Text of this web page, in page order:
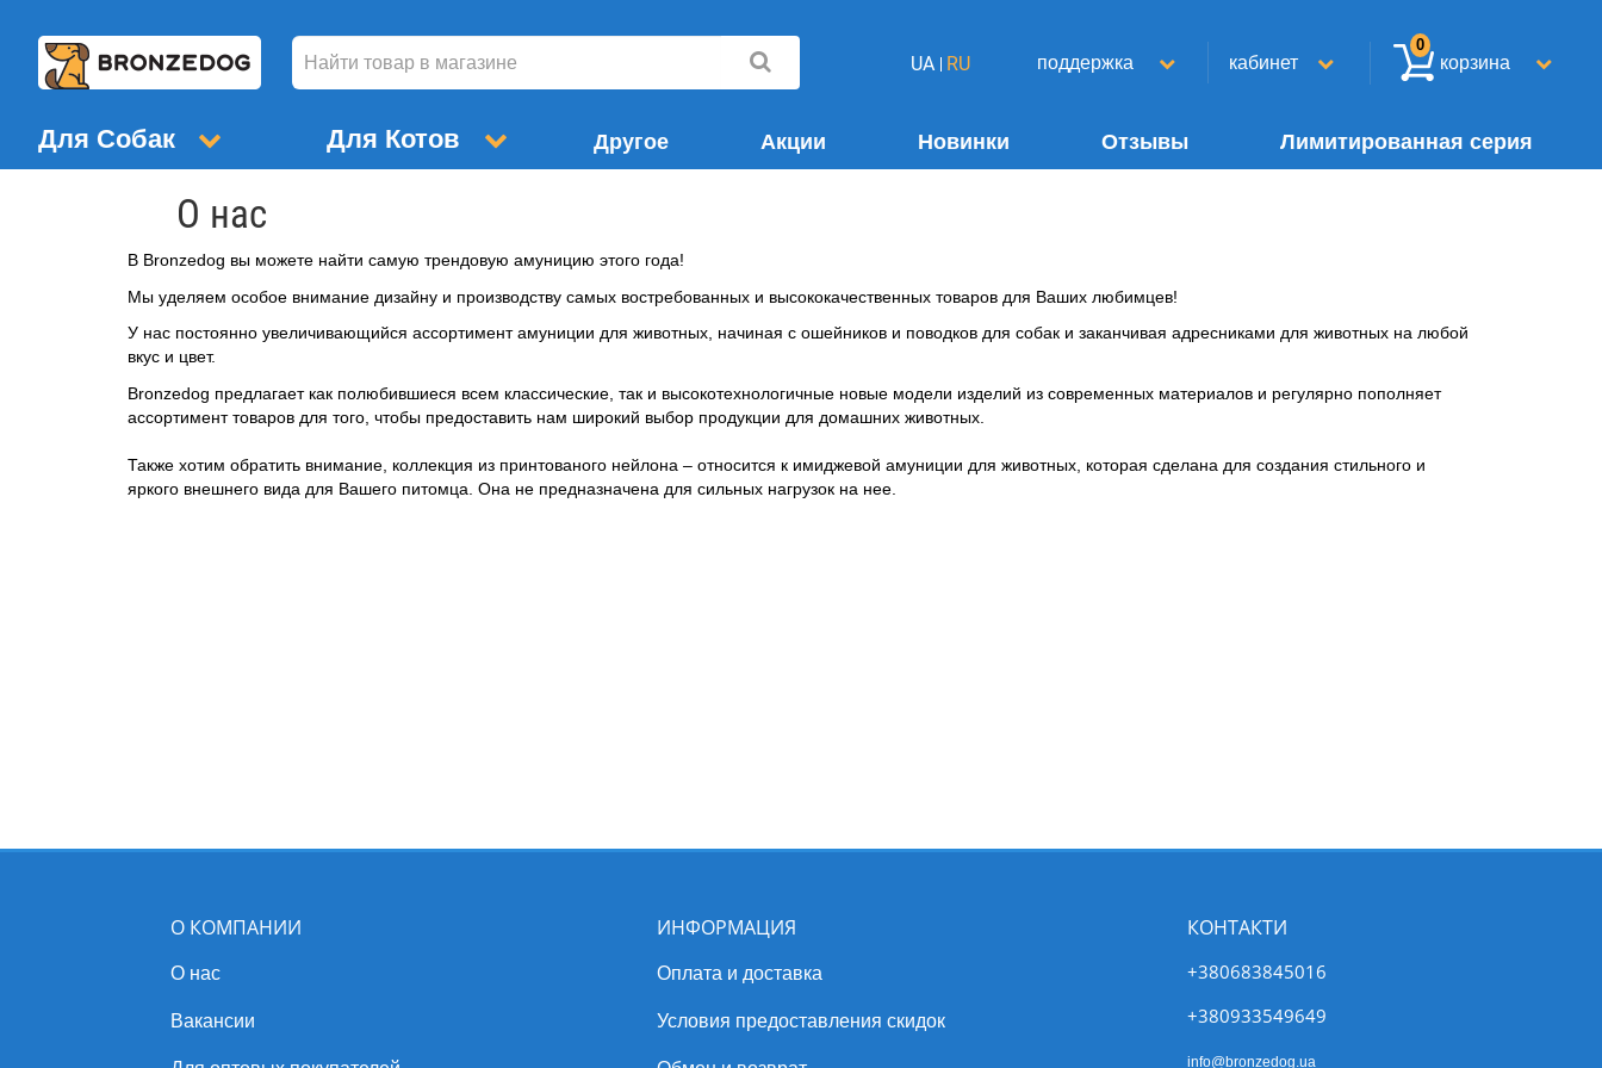
UA RU поддержка кабинет корзина
0
Для Собак Для Котов Другое Акции Новинки Отзывы Лимитированная серия
О нас
В Bronzedog вы можете найти самую трендовую амуницию этого года!
Мы уделяем особое внимание дизайну и производству самых востребованных и высококачественных товаров для Ваших любимцев!
У нас постоянно увеличивающийся ассортимент амуниции для животных, начиная с ошейников и поводков для собак и заканчивая адресниками для животных на любой
вкус и цвет.
Bronzedog предлагает как полюбившиеся всем классические, так и высокотехнологичные новые модели изделий из современных материалов и регулярно пополняет
ассортимент товаров для того, чтобы предоставить нам широкий выбор продукции для домашних животных.
Также хотим обратить внимание, коллекция из принтованого нейлона – относится к имиджевой амуниции для животных, которая сделана для создания стильного и
яркого внешнего вида для Вашего питомца. Она не предназначена для сильных нагрузок на нее.
О КОМПАНИИ
О нас
Вакансии
ИНФОРМАЦИЯ
Оплата и доставка
Условия предоставления скидок
КОНТАКТИ
+380683845016
+380933549649
info@bronzedog.ua